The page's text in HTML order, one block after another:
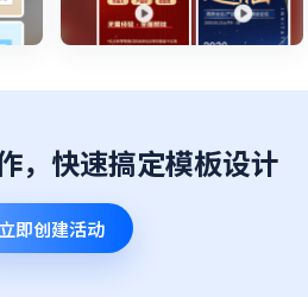
，快速搞定模板设计
立即创建活动